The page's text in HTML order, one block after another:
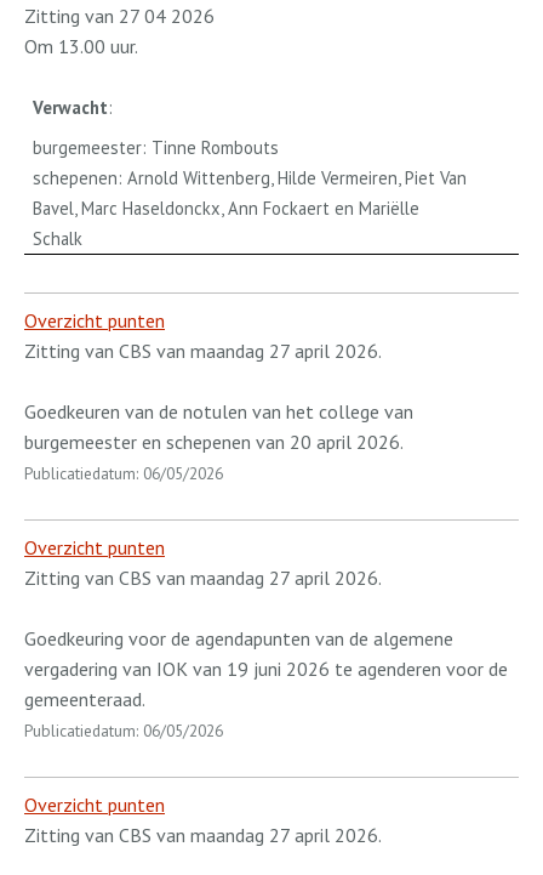
Zitting van 27 04 2026
Om 13.00 uur.
Verwacht:
burgemeester: Tinne Rombouts
schepenen: Arnold Wittenberg, Hilde Vermeiren, Piet Van
Bavel, Marc Haseldonckx, Ann Fockaert en Mariëlle
Schalk
Overzicht punten
Zitting van CBS van maandag 27 april 2026.
Goedkeuren van de notulen van het college van
burgemeester en schepenen van 20 april 2026.
Publicatiedatum: 06/05/2026
Overzicht punten
Zitting van CBS van maandag 27 april 2026.
Goedkeuring voor de agendapunten van de algemene
vergadering van IOK van 19 juni 2026 te agenderen voor de
gemeenteraad.
Publicatiedatum: 06/05/2026
Overzicht punten
Zitting van CBS van maandag 27 april 2026.